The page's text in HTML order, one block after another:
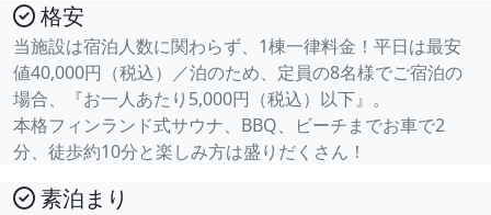
格安
当施設は宿泊人数に関わらず、1棟一律料金！平日は最安
値40,000円（税込）／泊のため、定員の8名様でご宿泊の
場合、『お一人あたり5,000円（税込）以下』。
本格フィンランド式サウナ、BBQ、ビーチまでお車で2
分、徒歩約10分と楽しみ方は盛りだくさん！
素泊まり